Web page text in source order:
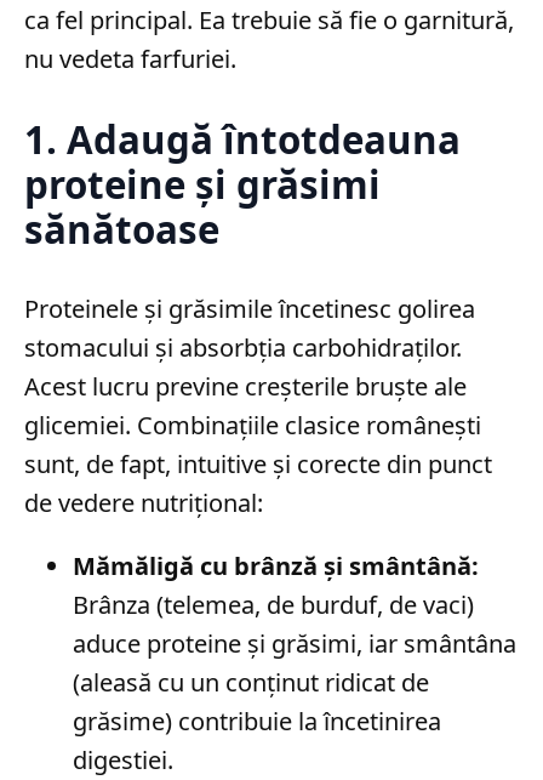
ca fel principal. Ea trebuie să fie o garnitură,
nu vedeta farfuriei.
1. Adaugă întotdeauna
proteine și grăsimi
sănătoase
Proteinele și grăsimile încetinesc golirea
stomacului și absorbția carbohidraților.
Acest lucru previne creșterile bruște ale
glicemiei. Combinațiile clasice românești
sunt, de fapt, intuitive și corecte din punct
de vedere nutrițional:
Mămăligă cu brânză și smântână:
Brânza (telemea, de burduf, de vaci)
aduce proteine și grăsimi, iar smântâna
(aleasă cu un conținut ridicat de
grăsime) contribuie la încetinirea
digestiei.